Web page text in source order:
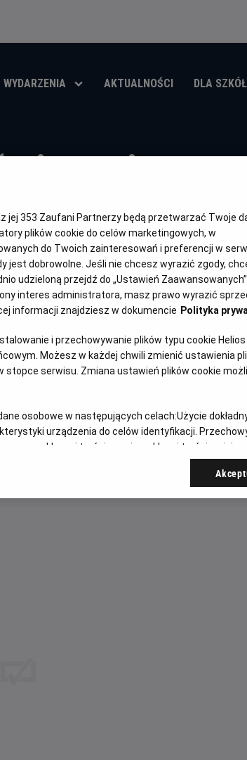
WYDARZENIA AKTUALNOŚCI DLA SZKÓŁ
wiek
trwania
i
rok
produkcji
zostaje wystawiona na przerażającą próbę,
zatrudnia tajemniczego nieznajomego, by
się spod kontroli, obie kobiety muszą
nawzajem.
jej 353 Zaufani Partnerzy będą przetwarzać Twoje
plików cookie do celów marketingowych, w
do Twoich zainteresowań i preferencji w
jest dobrowolne. Jeśli nie chcesz wyrazić zgody,
udzieloną przejdź do „Ustawień
interes administratora, masz prawo wyrazić
informacji znajdziesz w dokumencie Polityka
i przechowywanie plików typu cookie Helios
Możesz w każdej chwili zmienić ustawienia
stopce serwisu. Zmiana ustawień plików cookie
osobowe w następujących celach:Użycie
urządzenia do celów identyfikacji.
reklamy i treści, pomiar reklam i treści, opinie